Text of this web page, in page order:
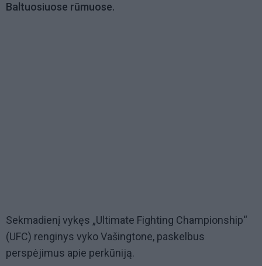
Baltuosiuose rūmuose.
Sekmadienį vykęs „Ultimate Fighting Championship“
(UFC) renginys vyko Vašingtone, paskelbus
perspėjimus apie perkūniją.